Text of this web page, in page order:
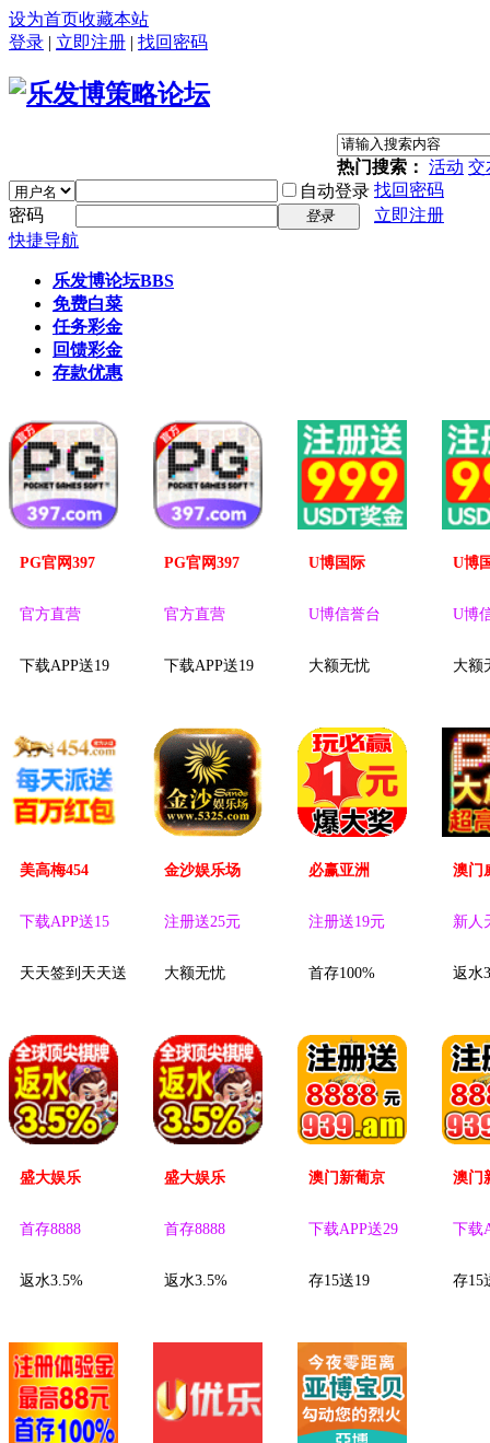
设为首页收藏本站
登录 | 立即注册 | 找回密码
热门搜索： 活动 交
自动登录 找回密码
密码
登录
立即注册
快捷导航
乐发博论坛BBS
免费白菜
任务彩金
回馈彩金
存款优惠
PG官网397
官方直营
下载APP送19
PG官网397
官方直营
下载APP送19
U博国际
U博信誉台
大额无忧
U博
U博
大额
美高梅454
下载APP送15
天天签到天天送
金沙娱乐场
注册送25元
大额无忧
必赢亚洲
注册送19元
首存100%
澳门
新人
返水
盛大娱乐
首存8888
返水3.5%
盛大娱乐
首存8888
返水3.5%
澳门新葡京
下载APP送29
存15送19
澳门
下载
存15